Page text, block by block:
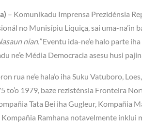
– Komunikadu Imprensa Prezidénsia
no Munisípiu Liquiça, sai uma-na’in
nian.”Eventu ida-ne’e halo parte
Média Democracia asesu husi
rua ne’e hala’o iha Suku Vatuboro,
to’o 1979, baze rezisténsia Fronteira
Tata Bei iha Gugleur, Kompañia
Ramhana notavelmente inklui